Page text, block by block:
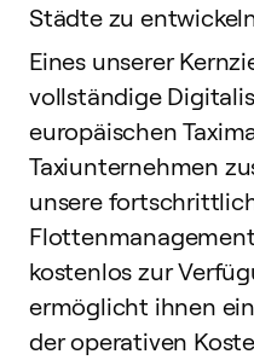
Städte zu
Eines unserer
vollständige
europäischen
Taxiunternehmen
unsere
kostenlos zur
ermöglicht ihnen
der operativen